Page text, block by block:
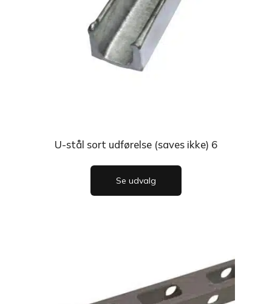
U-stål sort udførelse (saves ikke) 6
Se udvalg